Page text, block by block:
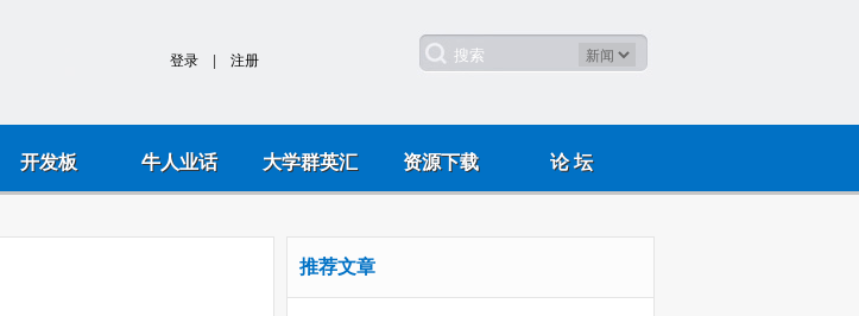
开发板 牛人业话 大学群英汇 资源下载 论 坛
推荐文章